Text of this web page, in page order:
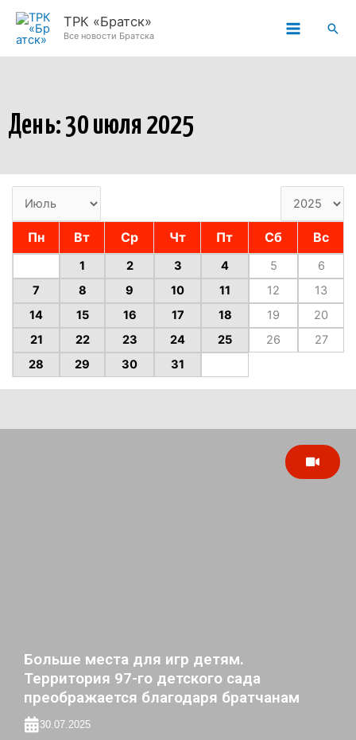
Перейти
ТРК «Братск»
Все новости Братска
День: 30 июля 2025
Пн Вт Ср Чт Пт Сб Вс
1 2 3 4 5
6
7
8 9 10 11 12
13
14
15 16 17 18 19
20
21
22 23 24 25 26
27
28
29 30 31
Больше места для игр детям.
Территория 97-го детского сада
преображается благодаря братчанам
30.07.2025